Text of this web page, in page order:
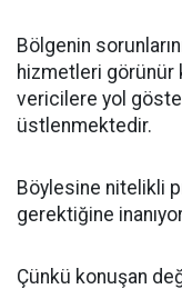
Bölgenin
hizmetleri görünür
vericilere yol
üstlenmektedir.
Böylesine nitelikli
gerektiğine
Çünkü konuşan